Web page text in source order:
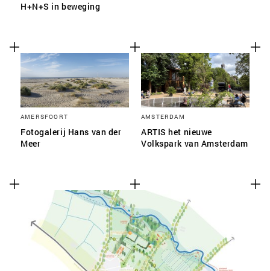
H+N+S in beweging
AMERSFOORT
Fotogalerij Hans van der
Meer
AMSTERDAM
ARTIS het nieuwe
Volkspark van Amsterdam